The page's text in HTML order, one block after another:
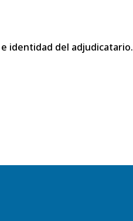
identidad del adjudicatario.